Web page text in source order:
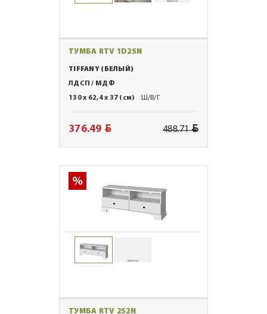
ТУМБА RTV 1D2SN
TIFFANY (БЕЛЫЙ)
ЛДСП / МДФ
130 x 62,4 x 37 (см)
Ш/В/Г
376.49 BYN 488.71BYN
ТУМБА RTV 2S2N